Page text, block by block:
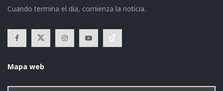
Cuando termina el día, comienza la noticia.
Mapa web